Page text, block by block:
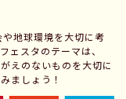
や地球環境を大切に考
ェスタのテーマは、
えのないものを大切に
ましょう！